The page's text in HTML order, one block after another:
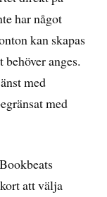
har något
kan skapas
anges.
med
med
att välja